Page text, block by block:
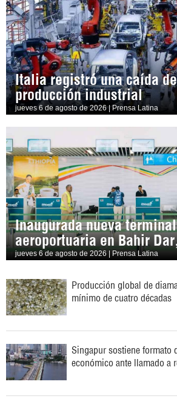
Italia registró una caída
producción industrial
jueves 6 de agosto de 2026 | Prensa Latina
Inaugurada nueva terminal
aeroportuaria en Bahir
jueves 6 de agosto de 2026 | Prensa Latina
Producción global de
mínimo de cuatro décadas
Singapur sostiene formato
económico ante llamado a